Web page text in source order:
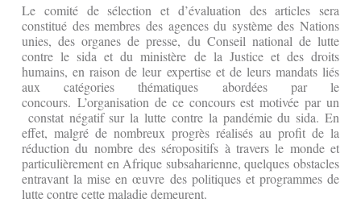
Le comité de sélection et d’évaluation des articles sera
constitué des membres des agences du système des Nations
unies, des organes de presse, du Conseil national de lutte
contre le sida et du ministère de la Justice et des droits
humains, en raison de leur expertise et de leurs mandats liés
aux catégories thématiques abordées par le
concours. L’organisation de ce concours est motivée par un
constat négatif sur la lutte contre la pandémie du sida. En
effet, malgré de nombreux progrès réalisés au profit de la
réduction du nombre des séropositifs à travers le monde et
particulièrement en Afrique subsaharienne, quelques obstacles
entravant la mise en œuvre des politiques et programmes de
lutte contre cette maladie demeurent.